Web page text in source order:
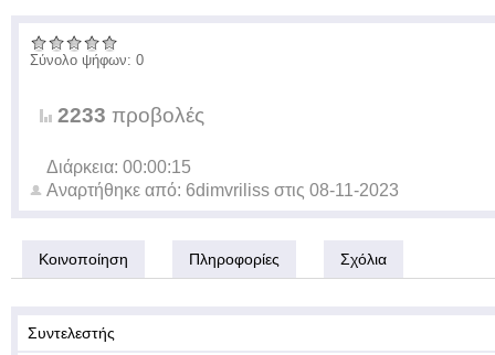
Σύνολο ψήφων: 0
2233 προβολές
Διάρκεια: 00:00:15
Αναρτήθηκε από: 6dimvriliss στις 08-11-2023
Κοινοποίηση Πληροφορίες Σχόλια
Συντελεστής